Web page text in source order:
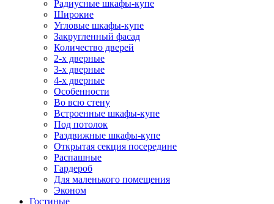
Радиусные шкафы-купе
Широкие
Угловые шкафы-купе
Закругленный фасад
Количество дверей
2-х дверные
3-х дверные
4-х дверные
Особенности
Во всю стену
Встроенные шкафы-купе
Под потолок
Раздвижные шкафы-купе
Открытая секция посередине
Распашные
Гардероб
Для маленького помещения
Эконом
Гостиные